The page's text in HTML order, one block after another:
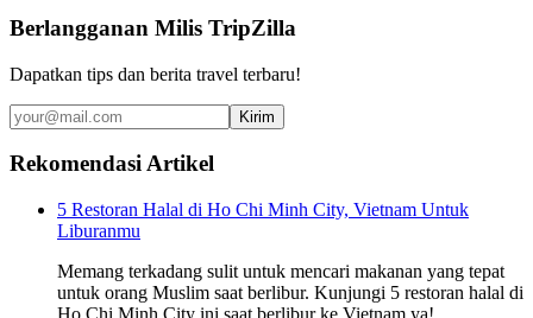
Berlangganan Milis TripZilla
Dapatkan tips dan berita travel terbaru!
Kirim
Rekomendasi Artikel
5 Restoran Halal di Ho Chi Minh City, Vietnam Untuk
Liburanmu
Memang terkadang sulit untuk mencari makanan yang tepat
untuk orang Muslim saat berlibur. Kunjungi 5 restoran halal di
Ho Chi Minh City ini saat berlibur ke Vietnam ya!